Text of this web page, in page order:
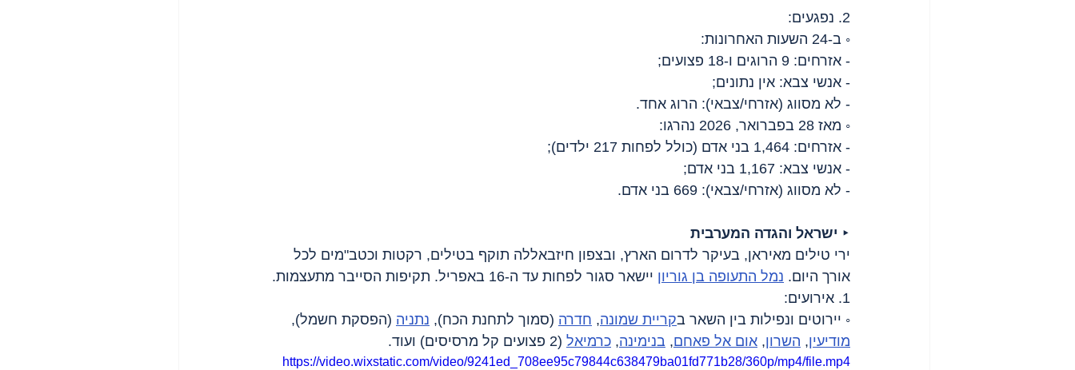
2. נפגעים:
◦ ב-24 השעות האחרונות:
- אזרחים: 9 הרוגים ו-18 פצועים;
- אנשי צבא: אין נתונים;
- לא מסווג (אזרחי/צבאי): הרוג אחד.
◦ מאז 28 בפברואר, 2026 נהרגו:
- אזרחים: 1,464 בני אדם (כולל לפחות 217 ילדים);
- אנשי צבא: 1,167 בני אדם;
- לא מסווג (אזרחי/צבאי): 669 בני אדם.
‣ ישראל והגדה המערבית
ירי טילים מאיראן, בעיקר לדרום הארץ, ובצפון חיזבאללה תוקף בטילים, רקטות וכטב"מים לכל
אורך היום. נמל התעופה בן גוריון יישאר סגור לפחות עד ה-16 באפריל. תקיפות הסייבר מתעצמות.
1. אירועים:
◦ יירוטים ונפילות בין השאר בקריית שמונה, חדרה (סמוך לתחנת הכח), נתניה (הפסקת חשמל),
מודיעין, השרון, אום אל פאחם, בנימינה, כרמיאל (2 פצועים קל מרסיסים) ועוד.
https://video.wixstatic.com/video/9241ed_708ee95c79844c638479ba01fd771b28/360p/mp4/file.mp4